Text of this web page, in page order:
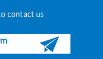
contact us